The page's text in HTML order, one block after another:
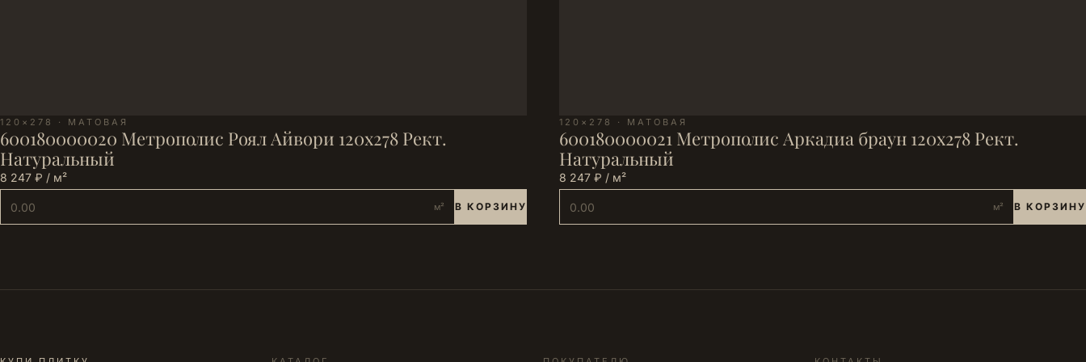
120×278 · МАТОВАЯ
600180000020 Метрополис Роял Айвори 120х278 Рект.
Натуральный
8 247 ₽ / м²
м² В КОРЗИНУ
120×278 · МАТОВАЯ
600180000021 Метрополис Аркадиа браун 120х278 Рект.
Натуральный
8 247 ₽ / м²
м² В КОРЗИНУ